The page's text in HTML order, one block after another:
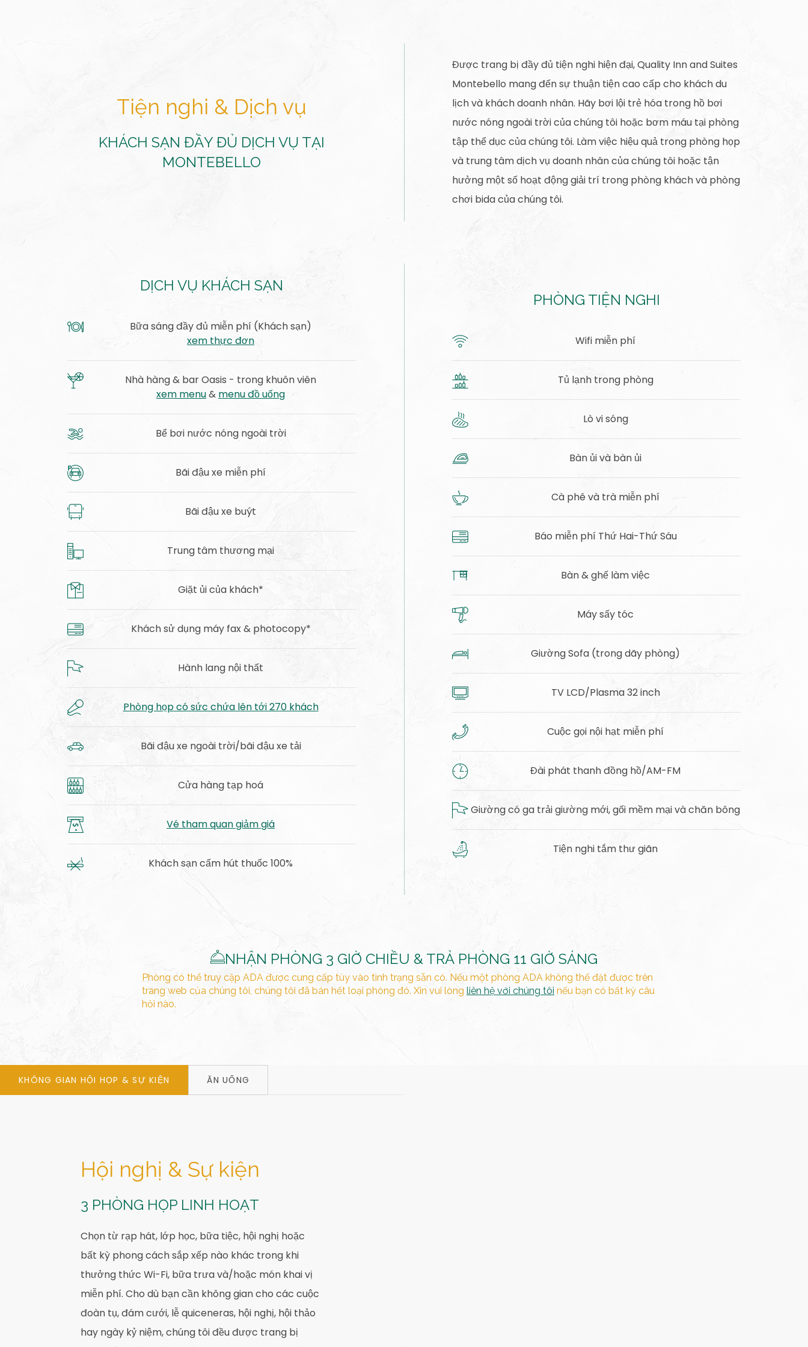
Tiện nghi & Dịch vụ
KHÁCH SẠN ĐẦY ĐỦ DỊCH VỤ TẠI
MONTEBELLO
Được trang bị đầy đủ tiện nghi hiện đại, Quality Inn and Suites
Montebello mang đến sự thuận tiện cao cấp cho khách du
lịch và khách doanh nhân. Hãy bơi lội trẻ hóa trong hồ bơi
nước nóng ngoài trời của chúng tôi hoặc bơm máu tại phòng
tập thể dục của chúng tôi. Làm việc hiệu quả trong phòng họp
và trung tâm dịch vụ doanh nhân của chúng tôi hoặc tận
hưởng một số hoạt động giải trí trong phòng khách và phòng
chơi bida của chúng tôi.
DỊCH VỤ KHÁCH SẠN
Bữa sáng đầy đủ miễn phí (Khách sạn)
xem thực đơn
Nhà hàng & bar Oasis - trong khuôn viên
xem menu& menu đồ uống
Bể bơi nước nóng ngoài trời
Bãi đậu xe miễn phí
Bãi đậu xe buýt
Trung tâm thương mại
Giặt ủi của khách*
Khách sử dụng máy fax & photocopy*
Hành lang nội thất
Phòng họp có sức chứa lên tới 270 khách
Bãi đậu xe ngoài trời/bãi đậu xe tải
Cửa hàng tạp hoá
Vé tham quan giảm giá
Khách sạn cấm hút thuốc 100%
PHÒNG TIỆN NGHI
Wifi miễn phí
Tủ lạnh trong phòng
Lò vi sóng
Bàn ủi và bàn ủi
Cà phê và trà miễn phí
Báo miễn phí Thứ Hai-Thứ Sáu
Bàn & ghế làm việc
Máy sấy tóc
Giường Sofa (trong dãy phòng)
TV LCD/Plasma 32 inch
Cuộc gọi nội hạt miễn phí
Đài phát thanh đồng hồ/AM-FM
Giường có ga trải giường mới, gối mềm mại và chăn bông
Tiện nghi tắm thư giãn
​​NHẬN PHÒNG 3 GIỜ CHIỀU & TRẢ PHÒNG 11 GIỜ SÁNG
Phòng có thể truy cập ADA được cung cấp tùy vào tình trạng sẵn có. Nếu một phòng ADA không thể đặt được trên
trang web của chúng tôi, chúng tôi đã bán hết loại phòng đó. Xin vui lòng liên hệ với chúng tôi nếu bạn có bất kỳ câu
hỏi nào.
KHÔNG GIAN HỘI HỌP & SỰ KIỆN ĂN UỐNG
Hội nghị & Sự kiện
3 PHÒNG HỌP LINH HOẠT
Chọn từ rạp hát, lớp học, bữa tiệc, hội nghị hoặc
bất kỳ phong cách sắp xếp nào khác trong khi
thưởng thức Wi-Fi, bữa trưa và/hoặc món khai vị
miễn phí. Cho dù bạn cần không gian cho các cuộc
đoàn tụ, đám cưới, lễ quiceneras, hội nghị, hội thảo
hay ngày kỷ niệm, chúng tôi đều được trang bị